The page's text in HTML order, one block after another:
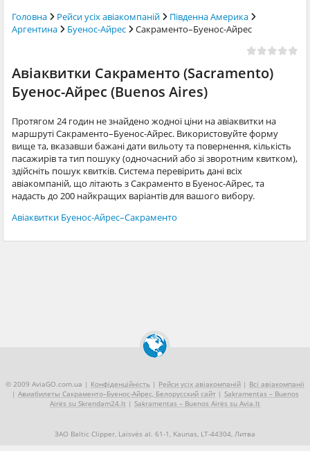
Головна Рейси усіх авіакомпаній
Південна Америка
Аргентина
Буенос-Айрес Сакраменто–Буенос-Айрес
Авіаквитки Сакраменто (Sacramento)
Буенос-Айрес (Buenos Aires)
Протягом 24 годин не знайдено жодної ціни на авіаквитки на
маршруті Сакраменто–Буенос-Айрес. Використовуйте форму
вище та, вказавши бажані дати вильоту та повернення, кількість
пасажирів та тип пошуку (одночасний або зі зворотним квитком),
здійсніть пошук квитків. Система перевірить дані всіх
авіакомпаній, що літають з Сакраменто в Буенос-Айрес, та
надасть до 200 найкращих варіантів для вашого вибору.
Авіаквитки Буенос-Айрес–Сакраменто
© 2009 AviaGO.com.ua | Конфіденційність | Рейси усіх авіакомпаній | Всі авіакомпанії
| Авиабилеты Сакраменто–Буенос-Айрес, Белорусский сайт| Sakramentas – Buenos
Airės su Skrendam24.lt | Sakramentas – Buenos Airės su Avia.lt
ЗАО Baltic Clipper, Laisvės al. 61-1, Kaunas, LT-44304, Литва